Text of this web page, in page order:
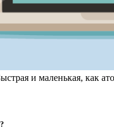
и маленькая, как